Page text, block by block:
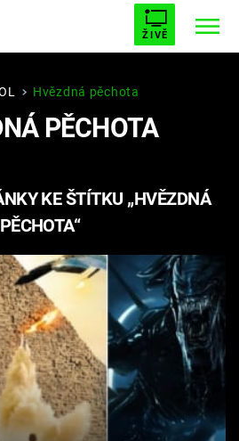
ŽIVĚ
BUFFY, PŘEMOŽITELKA UPÍRŮ
AVENGERS 5
Hvězdná pěchota
PĚCHOTA
KE ŠTÍTKU „HVĚZDNÁ
PĚCHOTA“